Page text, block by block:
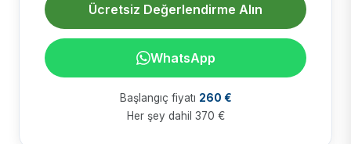
Ücretsiz Değerlendirme Alın
WhatsApp
Başlangıç fiyatı 260 €
Her şey dahil 370 €